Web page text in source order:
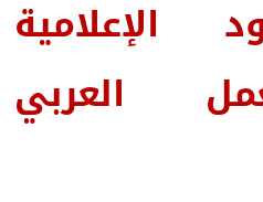
الإعلامية
العربي